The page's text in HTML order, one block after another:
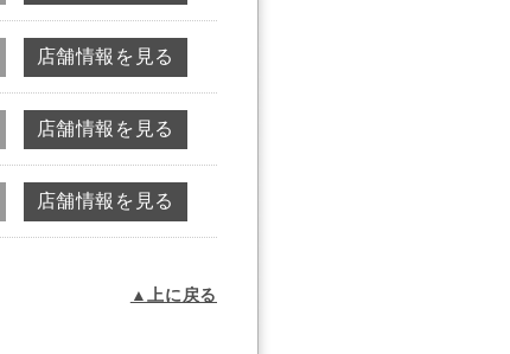
店舗情報を見る
店舗情報を見る
店舗情報を見る
▲上に戻る